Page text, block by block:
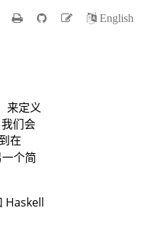
English
来定义
们会
在
个简
Haskell